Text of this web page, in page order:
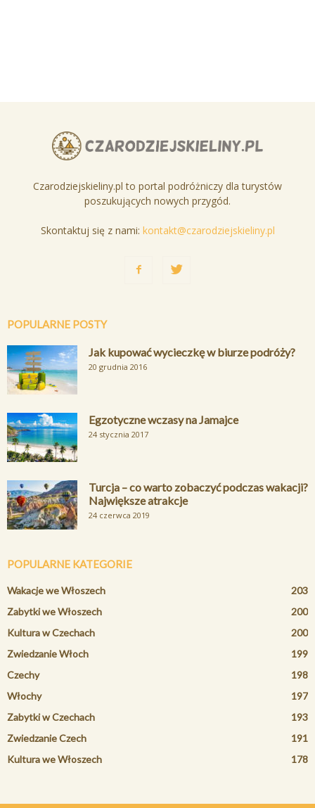
Czarodziejskieliny.pl to portal podróżniczy dla turystów
poszukujących nowych przygód.
Skontaktuj się z nami: kontakt@czarodziejskieliny.pl
POPULARNE POSTY
Jak kupować wycieczkę w biurze podróży?
20 grudnia 2016
Egzotyczne wczasy na Jamajce
24 stycznia 2017
Turcja – co warto zobaczyć podczas wakacji?
Największe atrakcje
24 czerwca 2019
POPULARNE KATEGORIE
Wakacje we Włoszech
203
Zabytki we Włoszech
200
Kultura w Czechach
200
Zwiedzanie Włoch
199
Czechy
198
Włochy
197
Zabytki w Czechach
193
Zwiedzanie Czech
191
Kultura we Włoszech
178